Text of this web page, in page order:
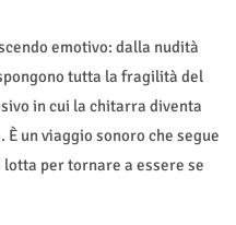
emotivo: dalla nudità
tutta la fragilità del
in cui la chitarra diventa
un viaggio sonoro che segue
per tornare a essere se